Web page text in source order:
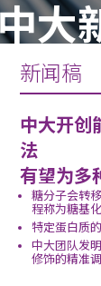
大
新闻稿
中大开创
法
有望为多
糖分子会转
程称为糖基
特定蛋白质
中大团队发
修饰的精准